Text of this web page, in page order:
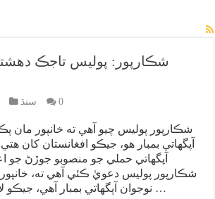
شڪارپور: پوليس تاجڪ
سنڌ 0
شڪارپور پوليس چيو آهي ته خانپور مان
آپگهاتي بمبار هو، جيڪو افغانستان کان
آپگهاتي حملي جو منصوبو جوڙڻ جو
شڪارپور پوليس دعويٰ ڪئي آهي ته،
نوجوان آپگهاتي بمبار آهي، جيڪو لاهور ۾ درگاهه بيبي …